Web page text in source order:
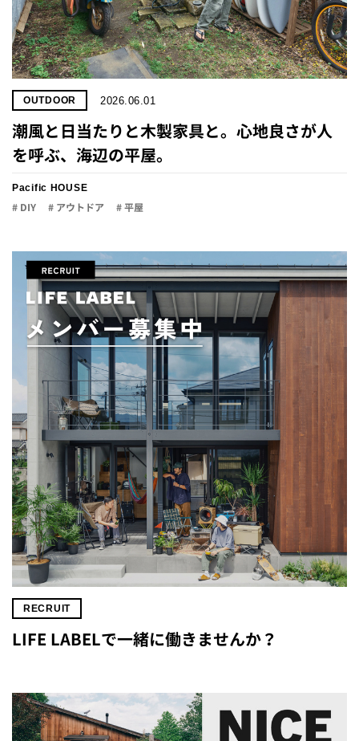
OUTDOOR 2026.06.01
潮風と日当たりと木製家具と。心地良さが人
を呼ぶ、海辺の平屋。
Pacific HOUSE
# DIY # アウトドア # 平屋
RECRUIT
LIFE LABELで一緒に働きませんか？